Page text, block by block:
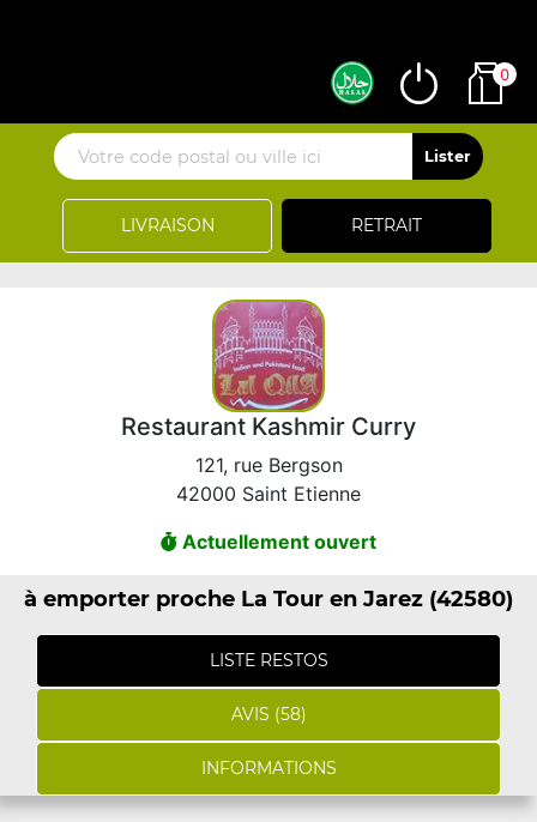
LIVRAISON RETRAIT
0
Restaurant Kashmir Curry
121, rue Bergson
42000 Saint Etienne
Actuellement ouvert
à emporter proche La Tour en Jarez (42580)
LISTE RESTOS
AVIS (58)
INFORMATIONS